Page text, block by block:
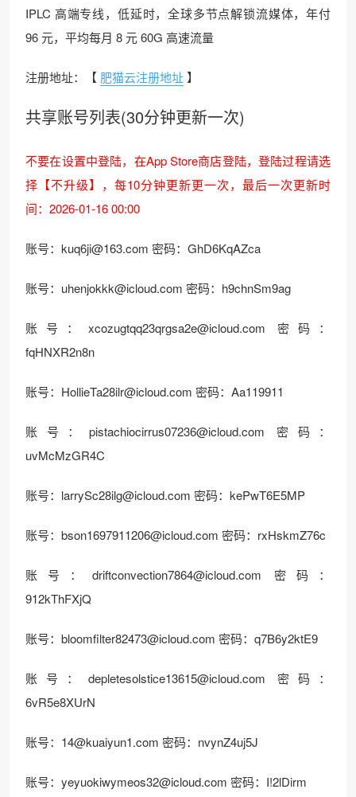
IPLC 高端专线，低延时，全球多节点解锁流媒体，年付
96 元，平均每月 8 元 60G 高速流量
注册地址：【 肥猫云注册地址】
共享账号列表(30分钟更新一次)
不要在设置中登陆，在App Store商店登陆，登陆过程请选
择【不升级】，每10分钟更新更一次，最后一次更新时
间：2026-01-16 00:00
账号：kuq6ji@163.com 密码：GhD6KqAZca
账号：uhenjokkk@icloud.com 密码：h9chnSm9ag
账号：xcozugtqq23qrgsa2e@icloud.com 密码：
fqHNXR2n8n
账号：HollieTa28ilr@icloud.com 密码：Aa119911
账号：pistachiocirrus07236@icloud.com 密码：
uvMcMzGR4C
账号：larrySc28ilg@icloud.com 密码：kePwT6E5MP
账号：bson1697911206@icloud.com 密码：rxHskmZ76c
账号：driftconvection7864@icloud.com 密码：
912kThFXjQ
账号：bloomfilter82473@icloud.com 密码：q7B6y2ktE9
账号：depletesolstice13615@icloud.com 密码：
6vR5e8XUrN
账号：14@kuaiyun1.com 密码：nvynZ4uj5J
账号：yeyuokiwymeos32@icloud.com 密码：I!2lDirm